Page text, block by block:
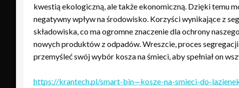
kwestią ekologiczną, ale także ekonomiczną. Dzięki temu
negatywny wpływ na środowisko. Korzyści wynikające z
składowiska, co ma ogromne znaczenie dla ochrony
nowych produktów z odpadów. Wreszcie, proces
przemyśleć swój wybór kosza na śmieci, aby spełniał on
https://krantech.pl/smart-bin—kosze-na-smieci-do-